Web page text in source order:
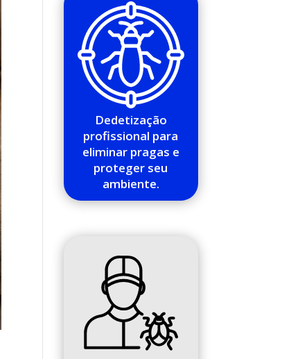
Dedetização
profissional para
eliminar pragas e
proteger seu
ambiente.